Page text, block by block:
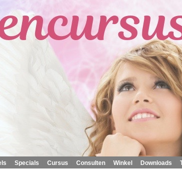
Specials Cursus Consulten Winkel Downloads